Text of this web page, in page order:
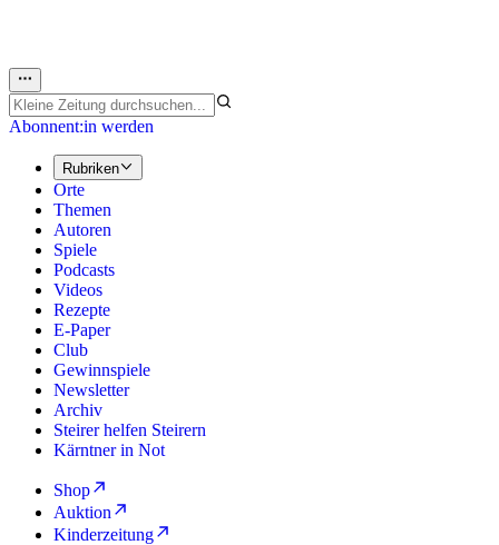
Abonnent:in werden
Rubriken
Orte
Themen
Autoren
Spiele
Podcasts
Videos
Rezepte
E-Paper
Club
Gewinnspiele
Newsletter
Archiv
Steirer helfen Steirern
Kärntner in Not
Shop
Auktion
Kinderzeitung